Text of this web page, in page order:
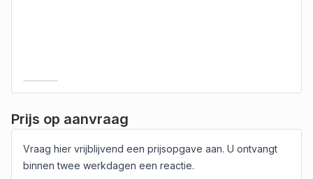
Prijs op aanvraag
Vraag hier vrijblijvend een prijsopgave aan. U ontvangt
binnen twee werkdagen een reactie.